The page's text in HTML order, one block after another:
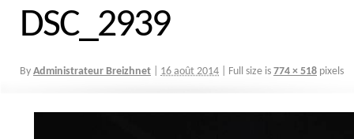
DSC_2939
By Administrateur Breizhnet 16 août 2014 Full size is 774 × 518 pixels